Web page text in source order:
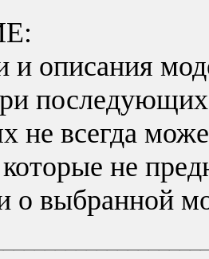
и описания
последующих
не всегда
не
о выбранной